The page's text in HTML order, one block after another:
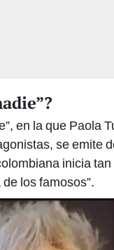
en la que Paola
se emite
inicia
los famosos”.